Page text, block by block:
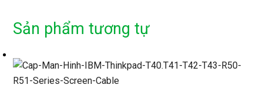
Sản phẩm tương tự